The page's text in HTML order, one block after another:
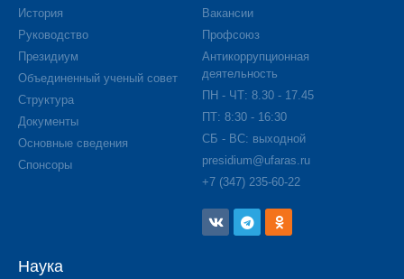
История
Руководство
Президиум
Объединенный ученый совет
Структура
Документы
Основные сведения
Спонсоры
Вакансии
Профсоюз
Антикоррупционная
деятельность
ПН - ЧТ: 8.30 - 17.45
ПТ: 8:30 - 16:30
СБ - ВС: выходной
presidium@ufaras.ru
+7 (347) 235-60-22
Наука